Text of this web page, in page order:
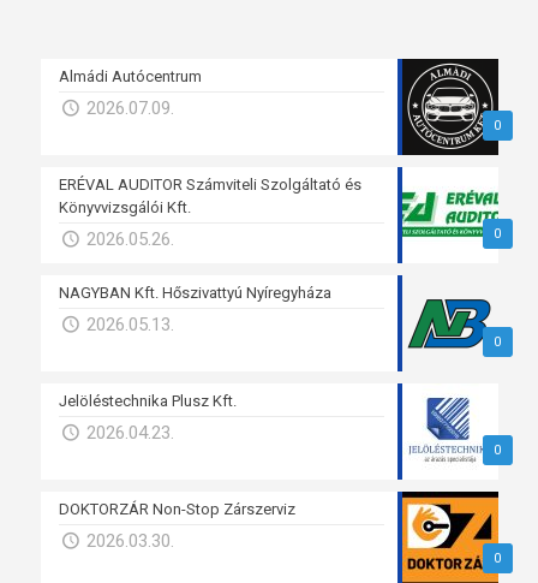
0
Almádi Autócentrum
2026.07.09.
0
ERÉVAL AUDITOR Számviteli Szolgáltató és
Könyvvizsgálói Kft.
2026.05.26.
0
NAGYBAN Kft. Hőszivattyú Nyíregyháza
2026.05.13.
0
Jelöléstechnika Plusz Kft.
2026.04.23.
0
DOKTORZÁR Non-Stop Zárszerviz
2026.03.30.